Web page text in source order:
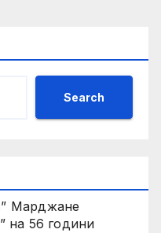
Search
Марджане
на 56 години